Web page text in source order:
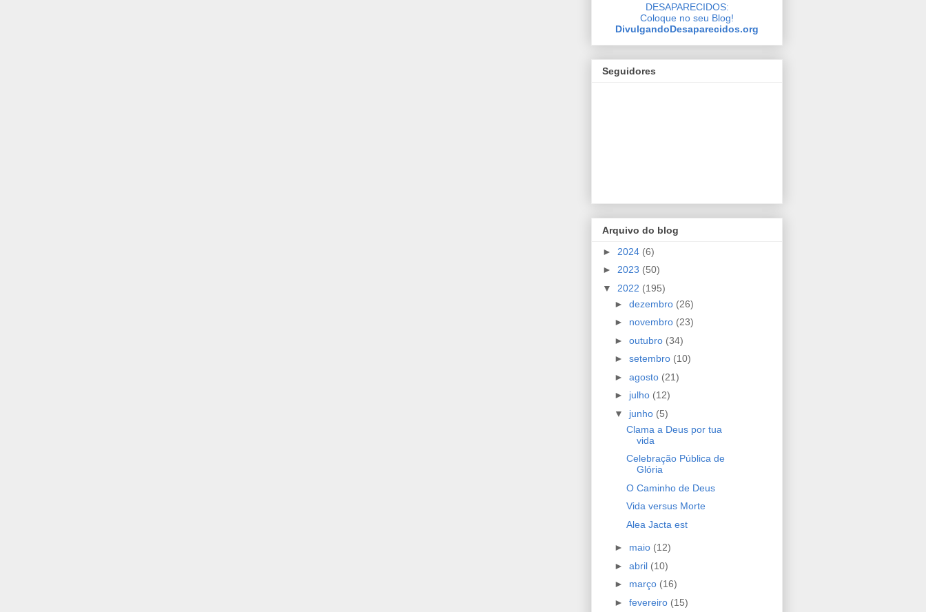
DESAPARECIDOS:
Coloque no seu Blog!
DivulgandoDesaparecidos.org
Seguidores
Arquivo do blog
► 2024 (6)
► 2023 (50)
▼ 2022 (195)
► dezembro (26)
► novembro (23)
► outubro (34)
► setembro (10)
► agosto (21)
► julho (12)
▼ junho (5)
Clama a Deus por tua
vida
Celebração Pública de
Glória
O Caminho de Deus
Vida versus Morte
Alea Jacta est
► maio (12)
► abril (10)
► março (16)
► fevereiro (15)